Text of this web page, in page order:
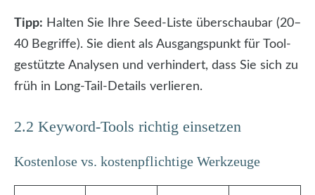
Tipp: Halten Sie Ihre Seed-Liste überschaubar (20–
40 Begriffe). Sie dient als Ausgangspunkt für Tool-
gestützte Analysen und verhindert, dass Sie sich zu
früh in Long-Tail-Details verlieren.
2.2 Keyword-Tools richtig einsetzen
Kostenlose vs. kostenpflichtige Werkzeuge